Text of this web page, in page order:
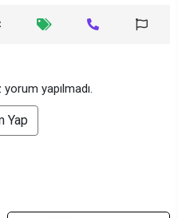
yapılmadı.
Yap